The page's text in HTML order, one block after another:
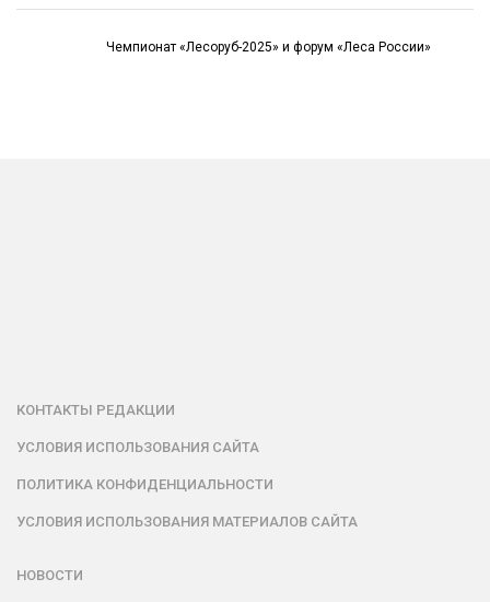
Чемпионат «Лесоруб-2025» и форум «Леса России»
КОНТАКТЫ РЕДАКЦИИ
УСЛОВИЯ ИСПОЛЬЗОВАНИЯ САЙТА
ПОЛИТИКА КОНФИДЕНЦИАЛЬНОСТИ
УСЛОВИЯ ИСПОЛЬЗОВАНИЯ МАТЕРИАЛОВ САЙТА
НОВОСТИ